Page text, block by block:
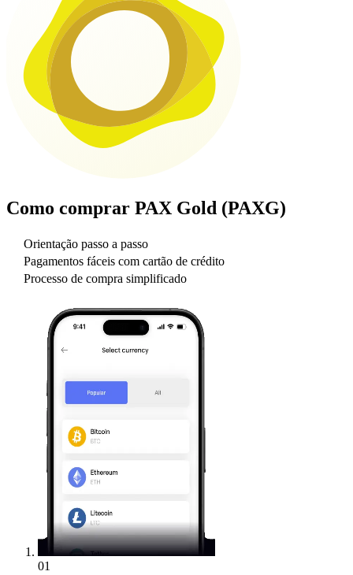
Como comprar PAX Gold (PAXG)
Orientação passo a passo
Pagamentos fáceis com cartão de crédito
Processo de compra simplificado
01